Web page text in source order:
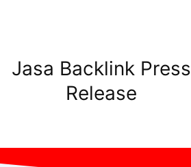
Jasa Backlink Press
Release